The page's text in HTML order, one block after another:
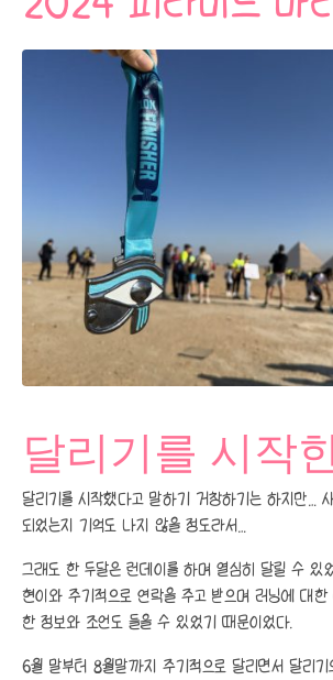
달리기를 시작
달리기를 시작했다고 말하기 거창하기는 하지만…
되었는지 기억도 나지 않을 정도라서…
그래도 한 두달은 런데이를 하며 열심히 달릴 수 있
현이와 주기적으로 연락을 주고 받으며 러닝에 대한
한 정보와 조언도 들을 수 있었기 때문이었다.
6월 말부터 8월말까지 주기적으로 달리면서 달리